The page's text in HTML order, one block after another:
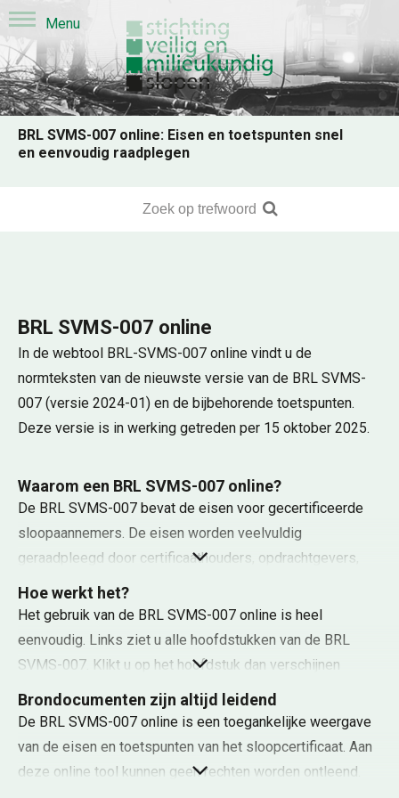
BRL SVMS-007 online: Eisen en toetspunten snel
en eenvoudig raadplegen
BRL SVMS-007 online
In de webtool BRL-SVMS-007 online vindt u de
normteksten van de nieuwste versie van de BRL SVMS-
007 (versie 2024-01) en de bijbehorende toetspunten.
Deze versie is in werking getreden per 15 oktober 2025.
Waarom een BRL SVMS-007 online?
De BRL SVMS-007 bevat de eisen voor gecertificeerde
sloopaannemers. De eisen worden veelvuldig
geraadpleegd door certificaathouders, opdrachtgevers,
toezichthouders en certificatie-instellingen. Vaak ook in
combinatie met de toetspuntenlijst in SVMS-009.
Om het raadplegen en lezen van de eisen te
Dit is een handige tool die de eisen aan het
sloopcertificaat en
de toetspunten overzichtelijk weergeeft, waardoor u
Hoe werkt het?
Het gebruik van de BRL SVMS-007 online is heel
eenvoudig. Links ziet u alle hoofdstukken van de BRL
SVMS-007. Klikt u op het hoofdstuk dan verschijnen
daaronder de bijbehorende paragrafen en eventuele
subparagrafen. Vervolgens klikt u op de
(sub)paragraaf waarvan u de normtekst of de toetspunten
wilt inzien. Rechts verschijnt de normtekst. Bovenaan ziet
Brondocumenten zijn altijd leidend
De BRL SVMS-007 online is een toegankelijke weergave
van de eisen en toetspunten van het sloopcertificaat. Aan
deze online tool kunnen geen rechten worden ontleend.